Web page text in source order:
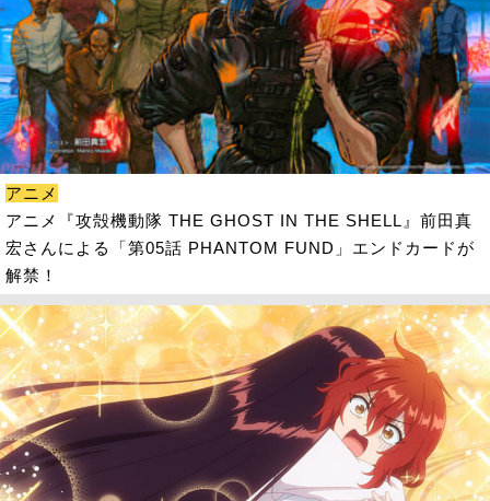
アニメ
アニメ『攻殻機動隊 THE GHOST IN THE SHELL』前田真
宏さんによる「第05話 PHANTOM FUND」エンドカードが
解禁！